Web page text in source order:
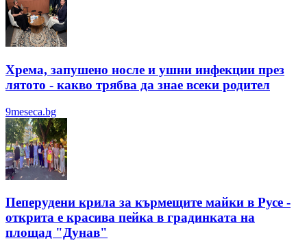
Хрема, запушено носле и ушни инфекции през
лятотo - какво трябва да знае всеки родител
9meseca.bg
Пеперудени крила за кърмещите майки в Русе -
открита е красива пейка в градинката на
площад "Дунав"